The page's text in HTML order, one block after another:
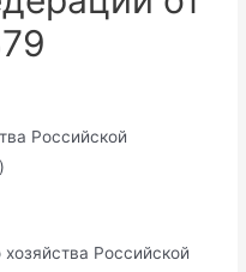
Российской
Российской